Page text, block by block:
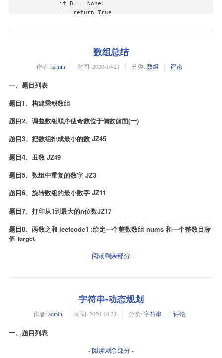
        if B == None:
            return True
return self.is_subtree(A.left,B.left) and
            return False
数组总结
作者: admin 时间: 2020-10-21 分类: 数组 评论
一、题目列表
题目1、构建乘积数组
题目2、调整数组顺序使奇数位于偶数前面(一)
题目3、把数组排成最小的数 JZ45
题目4、丑数 JZ49
题目5、数组中重复的数字 JZ3
题目6、旋转数组的最小数字 JZ11
题目7、打印从1到最大的n位数JZ17
题目8、两数之和 leetcode1 :给定一个整数数组 nums 和一个整数目标
值 target
- 阅读剩余部分 -
字符串-动态规划
作者: admin 时间: 2020-10-21 分类: 字符串 评论
一、题目列表
- 阅读剩余部分 -